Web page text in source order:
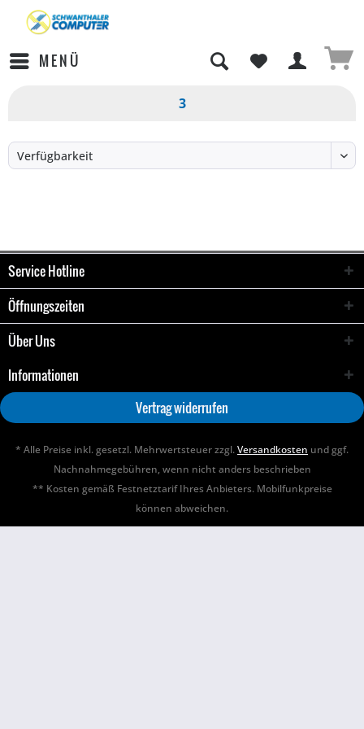
MENÜ
3
Service Hotline
Öffnungszeiten
Über Uns
Informationen
Vertrag widerrufen
* Alle Preise inkl. gesetzl. Mehrwertsteuer zzgl.Versandkosten und ggf.
Nachnahmegebühren, wenn nicht anders beschrieben
** Kosten gemäß Festnetztarif Ihres Anbieters. Mobilfunkpreise
können abweichen.